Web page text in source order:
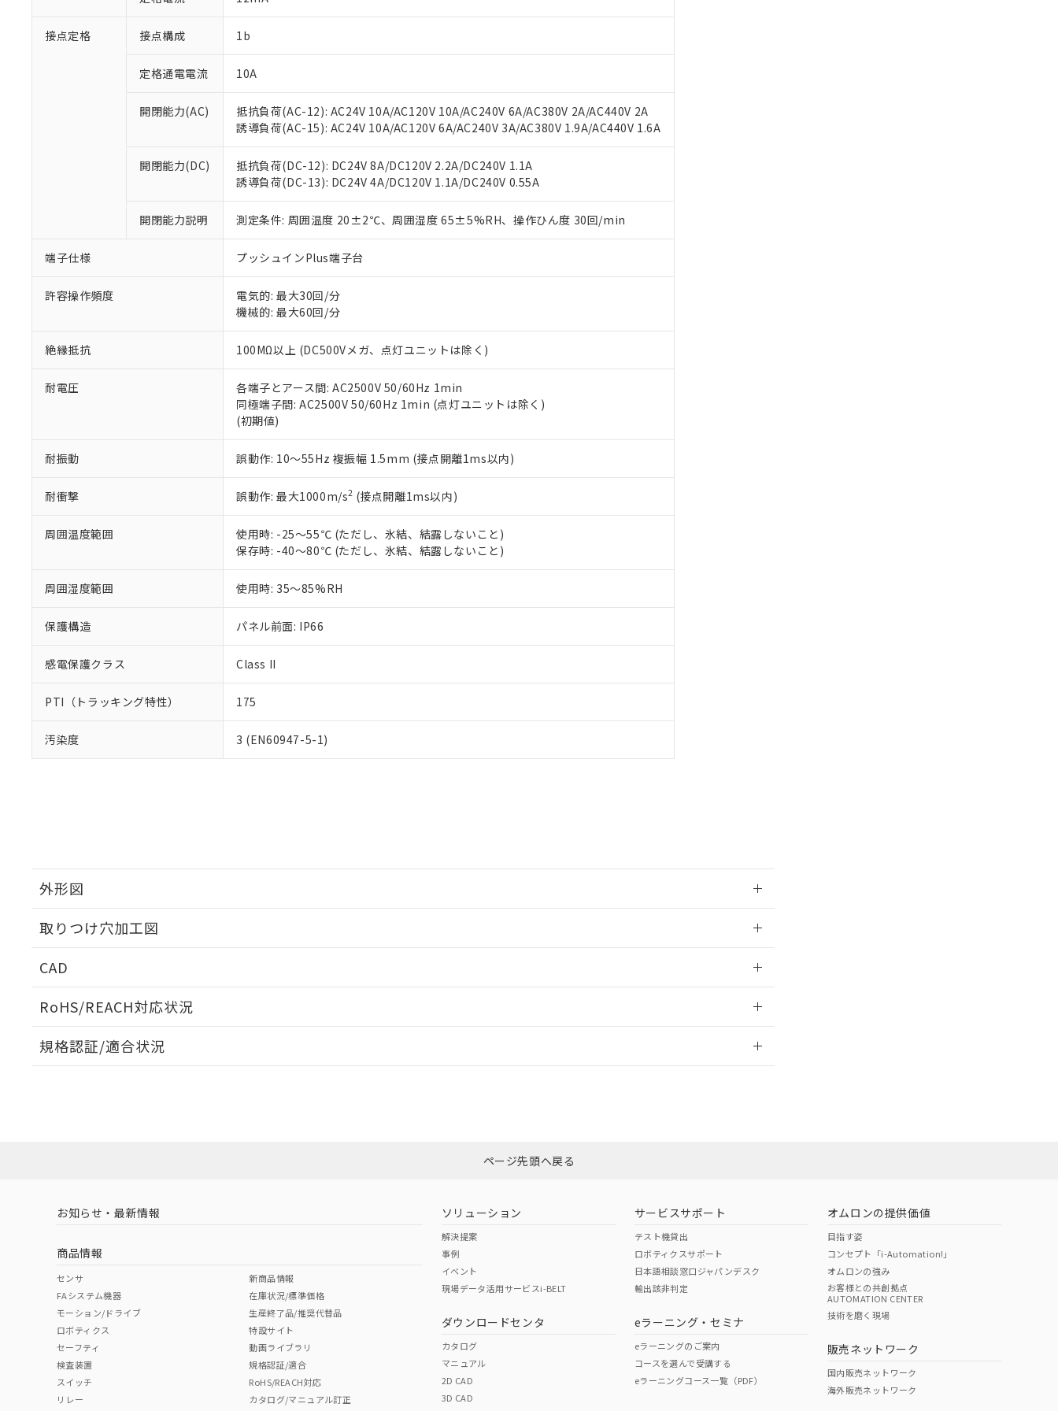
接点定格 接点構成 1b
定格通電電流 10A
開閉能力(AC)
抵抗負荷(AC-12): AC24V 10A/AC120V 10A/AC240V 6A/AC380V 2A/AC440V 2A
誘導負荷(AC-15): AC24V 10A/AC120V 6A/AC240V 3A/AC380V 1.9A/AC440V 1.6A
開閉能力(DC)
抵抗負荷(DC-12): DC24V 8A/DC120V 2.2A/DC240V 1.1A
誘導負荷(DC-13): DC24V 4A/DC120V 1.1A/DC240V 0.55A
開閉能力説明 測定条件: 周囲温度 20±2℃、周囲湿度 65±5%RH、操作ひん度 30回/min
端子仕様 プッシュインPlus端子台
許容操作頻度
電気的: 最大30回/分
機械的: 最大60回/分
絶縁抵抗 100MΩ以上 (DC500Vメガ、点灯ユニットは除く)
耐電圧
各端子とアース間: AC2500V 50/60Hz 1min
同極端子間: AC2500V 50/60Hz 1min (点灯ユニットは除く)
(初期値)
耐振動 誤動作: 10～55Hz 複振幅 1.5mm (接点開離1ms以内)
耐衝撃 誤動作: 最大1000m/s2 (接点開離1ms以内)
周囲温度範囲
使用時: -25～55℃ (ただし、氷結、結露しないこと)
保存時: -40～80℃ (ただし、氷結、結露しないこと)
周囲湿度範囲 使用時: 35～85%RH
保護構造 パネル前面: IP66
感電保護クラス Class II
PTI（トラッキング特性） 175
汚染度 3 (EN60947-5-1)
外形図
取りつけ穴加工図
CAD
RoHS/REACH対応状況
EU RoHS 注意事項・凡例
ダウンロードはこちら
中国 RoHS 注意事項・凡例
中国 RoHS表
Pb Hg Cr(VI)
O O
規格認証/適合状況
本サービスは、当社制御機器事業取扱商品の当社在庫状況および標準価格(税抜)を提供させていただ
当社制御機器事業取扱商品の中には、本サービスの対象外となる商品もあることをご了承ください。
い。
正式な納期状況および標準価格はお客様のお取引先、またはお客様担当のオムロン制御機器販売店・
当社販売員にご相談ください。
在庫状況および標準価格結果を当社の事前の承諾なく第三者に漏洩または開示しないようお願いしま
す。
マイパーツ機能（部品リスト作成サービス）をご利用いただくには、I-Webメンバーズにご登録され
ている必要があります。
お客様が当ウェブサイト上で当社にご登録された部品リストについて、当社および当社の共同利用者
が、当社の製品・サービスに関するお客様との取引・商談に必要な範囲で利用することをご了承くだ
いる法人を指します。
*EU RoHS指令（10物質）：
フタル酸ビス(2-エチルヘキシル) (DEHP)(別名：DOP) 1000ppm以下、フタル酸ブチルベンジル（BBP） 1000ppm以下、フタル酸ジブチ
ル（DBP） 1000ppm以下、フタル酸ジイソブチル (DIBP) 1000ppm以下
但し、RoHS指令で産業用監視および制御機器に対する適用除外項目は除く。
フタル酸エステル類の４物質については閾値を超える意図的な使用がないことを確認しています。
※2 対応予定月
部品在庫の切り替え状況などにより、予定月が前後することがあります。
※3 非含有証明書ダウンロード
EU RoHS指令（10物質）の非含有証明書
51物質の非含有証明書（当社基準）
※本証明書は発行日時点で非含有を証明するもので、過去に遡って非含有を証明するものではありません。
また、RoHS指令のフタル酸エステル類４物質の対応では、対応完了までの期間は出荷製品に未対応品が
混在することから備考欄に対応日を記載しておりました。
既に当社にて対応品への在庫切替を完了していることから、特段のことがない限り、2022年1月12日よ
り割愛しております。
「×」：最大均質材料含有率が中国RoHSの基準値を超えていることを示します。
Pb(鉛) :1000ppm、 Hg(水銀) : 1000ppm、 Cd(カドミウム) : 100ppm、
DEHP(フタル酸ビス(2-エチルヘキシル)) : 1000ppm
※2 環境保護使用期限
「ｅ」：有害物質（10物質）のすべてが基準値以下であることを示します。
味します。
「－」：未確認です。当社販売部門へお問い合わせください。
当社は、これら貴社製品のうち、外国為替および外国貿易法に定める商品（以下｢規制貨物等」とい
などの必要な手続きをとります。
ます。
当社は貴社製品を、核兵器、ミサイル、化学兵器、生物兵器またはその他武器並びにこれらの製造装
置等に一切使用いたしません。
当社は、貴社製品を第三者に販売する場合は、上記1、2および3の内容を当該第三者に通知します。
たしません。
△ 一定数には満たないが在庫あり
－
在庫なし(最新の在庫状況については、お客様のお取引先、またはお客様担当のオムロン制御
機器販売店・当社販売員にご確認ください)
空
受注生産機種、また在庫状況の情報を公開していない機種
ページ先頭へ戻る
お知らせ・最新情報
商品情報
センサ
FAシステム機器
モーション/ドライブ
ロボティクス
セーフティ
検査装置
スイッチ
リレー
新商品情報
在庫状況/標準価格
生産終了品/推奨代替品
特設サイト
動画ライブラリ
規格認証/適合
RoHS/REACH対応
カタログ/マニュアル訂正
ソリューション
解決提案
事例
イベント
現場データ活用サービスi-BELT
ダウンロードセンタ
カタログ
マニュアル
2D CAD
3D CAD
サービスサポート
テスト機貸出
ロボティクスサポート
日本語相談窓口ジャパンデスク
輸出該非判定
eラーニング・セミナ
eラーニングのご案内
コースを選んで受講する
eラーニングコース一覧（PDF）
オムロンの提供価値
目指す姿
コンセプト「i-Automation!」
オムロンの強み
お客様との共創拠点
AUTOMATION CENTER
技術を磨く現場
販売ネットワーク
国内販売ネットワーク
海外販売ネットワーク